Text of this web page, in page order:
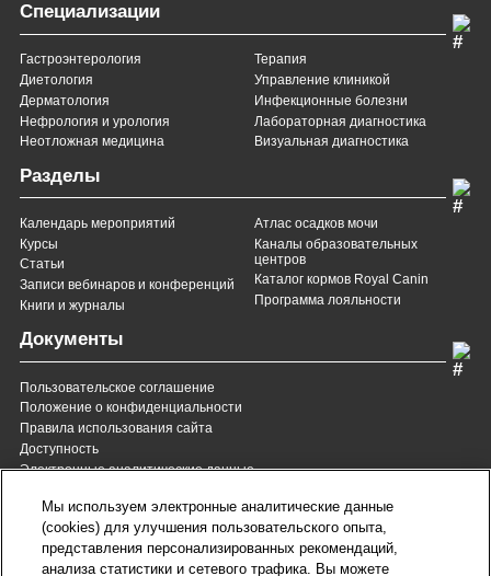
Специализации
Гастроэнтерология
Диетология
Дерматология
Нефрология и урология
Неотложная медицина
Терапия
Управление клиникой
Инфекционные болезни
Лабораторная диагностика
Визуальная диагностика
Разделы
Календарь мероприятий
Курсы
Статьи
Записи вебинаров и конференций
Книги и журналы
Атлас осадков мочи
Каналы образовательных
центров
Каталог кормов Royal Canin
Программа лояльности
Документы
Пользовательское соглашение
Положение о конфиденциальности
Правила использования сайта
Доступность
Электронные аналитические данные
8 (800) 200-37-35
Служба Заботы для России
звонок бесплатный для
всех регионов России
8 (820) 007-137-35
Служба Заботы для
Республики Беларусь
Мы используем электронные аналитические данные
(cookies) для улучшения пользовательского опыта,
представления персонализированных рекомендаций,
анализа статистики и сетевого трафика. Вы можете